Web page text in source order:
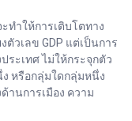
ทำให้การเติบโตทาง
ตัวเลข GDP แต่เป็นการ
ระเทศ ไม่ให้กระจุกตัว
หรือกลุ่มใดกลุ่มหนึ่ง
านการเมือง ความ